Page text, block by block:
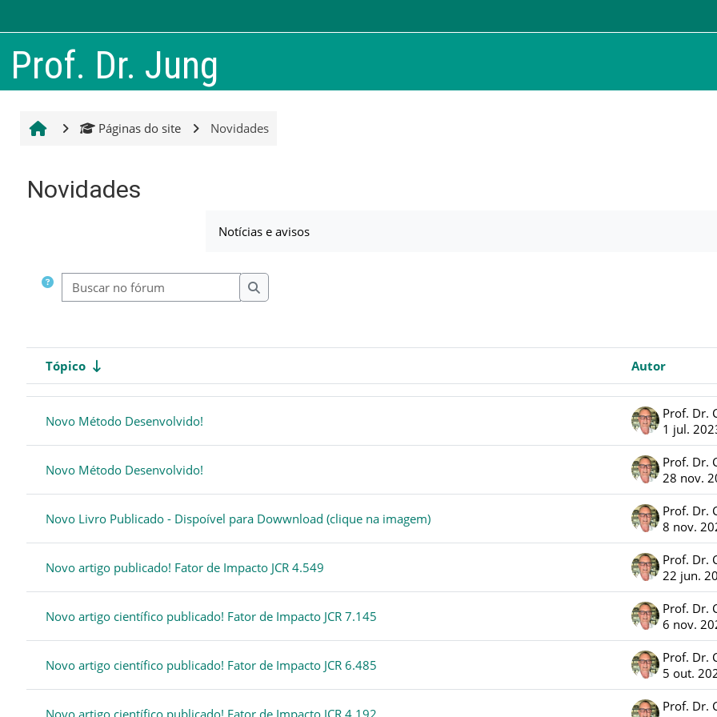
Prof. Dr. Jung
Páginas do site Novidades
Novidades
Notícias e avisos
Buscar no fórum
Buscar no fórum
Status
Tópico Autor
Novo Método Desenvolvido!
1 jul.
Novo Método Desenvolvido!
28 nov.
Novo Livro Publicado - Dispoível para Dowwnload (clique na imagem)
8 nov.
Novo artigo publicado! Fator de Impacto JCR 4.549
22 jun.
Novo artigo científico publicado! Fator de Impacto JCR 7.145
6 nov.
Novo artigo científico publicado! Fator de Impacto JCR 6.485
5 out.
Novo artigo científico publicado! Fator de Impacto JCR 4.192